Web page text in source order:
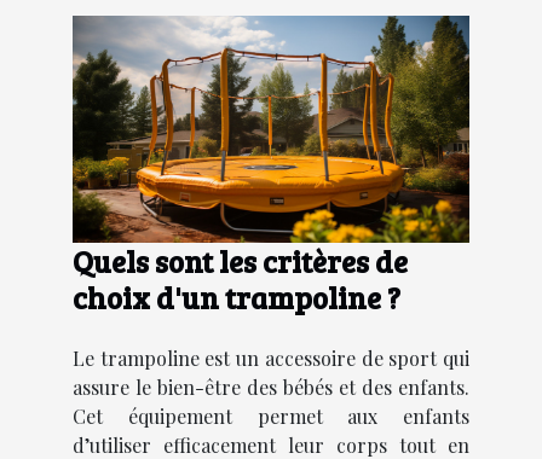
Quels sont les critères de
choix d'un trampoline ?
Le trampoline est un accessoire de sport qui
assure le bien-être des bébés et des enfants.
Cet équipement permet aux enfants
d’utiliser efficacement leur corps tout en